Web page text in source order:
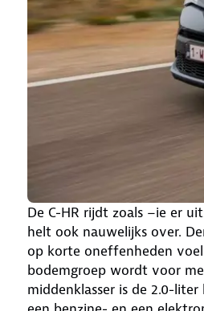
De C-HR rijdt zoals –ie er
helt ook nauwelijks over.
op korte oneffenheden
bodemgroep wordt voor
middenklasser is de 2.0-